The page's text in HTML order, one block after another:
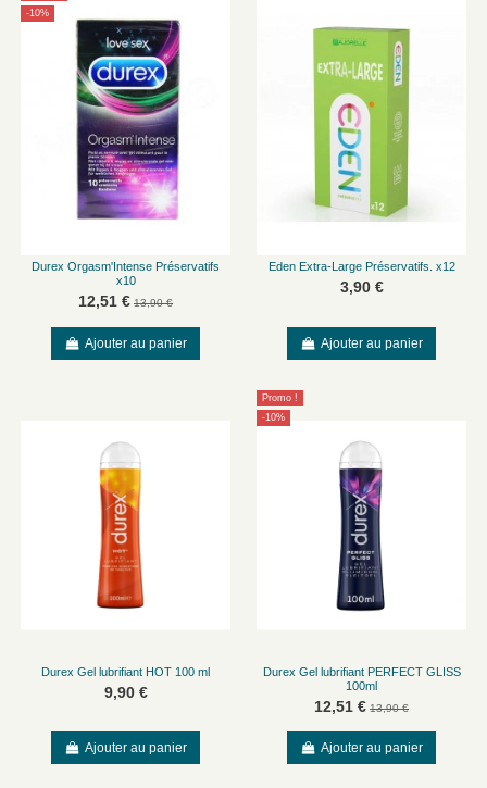
-10%
Durex Orgasm'Intense Préservatifs
x10
12,51 € 13,90 €
Ajouter au panier
Eden Extra-Large Préservatifs. x12
3,90 €
Ajouter au panier
Durex Gel lubrifiant HOT 100 ml
9,90 €
Ajouter au panier
Promo !
-10%
Durex Gel lubrifiant PERFECT GLISS
100ml
12,51 € 13,90 €
Ajouter au panier